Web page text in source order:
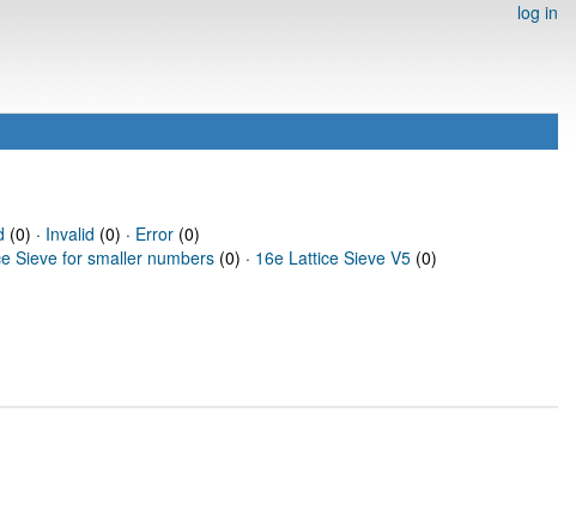
log in
(0) · Invalid (0) · Error(0)
Sieve for smaller numbers (0) · 16e Lattice Sieve V5 (0)